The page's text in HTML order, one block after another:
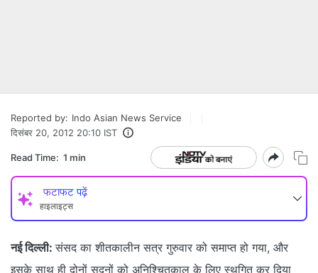
Reported by: Indo Asian News Service
दिसंबर 20, 2012 20:10 IST
Read Time: 1 min
फटाफट पढ़ें
हाइलाइट्स
नई दिल्ली: संसद का शीतकालीन सत्र गुरुवार को समाप्त हो गया, और
इसके साथ ही दोनों सदनों को अनिश्चितकाल के लिए स्थगित कर दिया